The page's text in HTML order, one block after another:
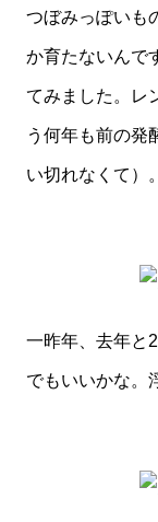
つぼみっぽいも
か育たないんで
てみました。レ
う何年も前の発
い切れなくて）
一昨年、去年と
でもいいかな。